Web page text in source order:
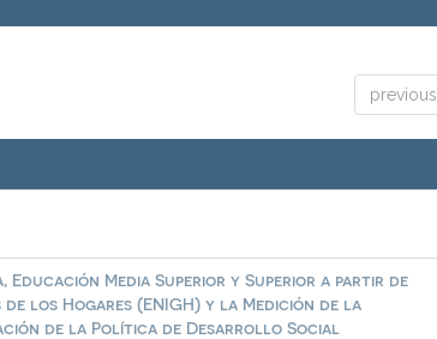
previous
Media Superior y Superior a partir de
los Hogares (ENIGH) y la Medición de la
de la Política de Desarrollo Social